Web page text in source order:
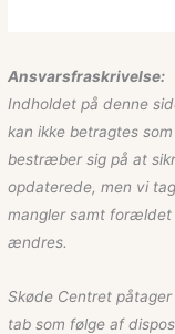
Ansvarsfraskrivelse:
Indholdet på denne
kan ikke betragtes
bestræber sig på at
opdaterede, men vi
mangler samt forældet
ændres.
Skøde Centret
tab som følge af